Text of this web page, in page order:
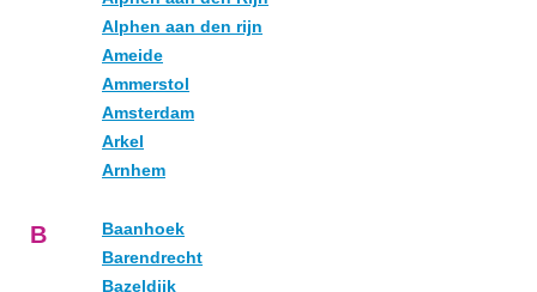
Alphen aan den rijn
Ameide
Ammerstol
Amsterdam
Arkel
Arnhem
B
Baanhoek
Barendrecht
Bazeldijk